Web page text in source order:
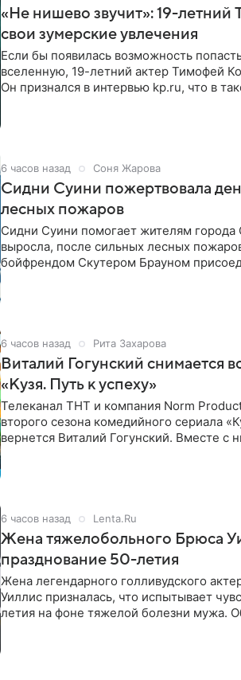
«Не нишево звучит»: 19-
свои зумерские увлечения
Если бы появилась возможность
вселенную, 19-летний актер Тимофей
Он признался в интервью kp.ru, что в
6 часов назад Соня Жарова
Сидни Суини пожертвовала
лесных пожаров
Сидни Суини помогает жителям города
выросла, после сильных лесных
бойфрендом Скутером Брауном
6 часов назад Рита Захарова
Виталий Гогунский снимается
«Кузя. Путь к успеху»
Телеканал ТНТ и компания Norm
второго сезона комедийного сериала
вернется Виталий Гогунский. Вместе с
6 часов назад Lenta.Ru
Жена тяжелобольного Брюса
празднование 50-летия
Жена легендарного голливудского
Уиллис призналась, что испытывает
летия на фоне тяжелой болезни мужа.